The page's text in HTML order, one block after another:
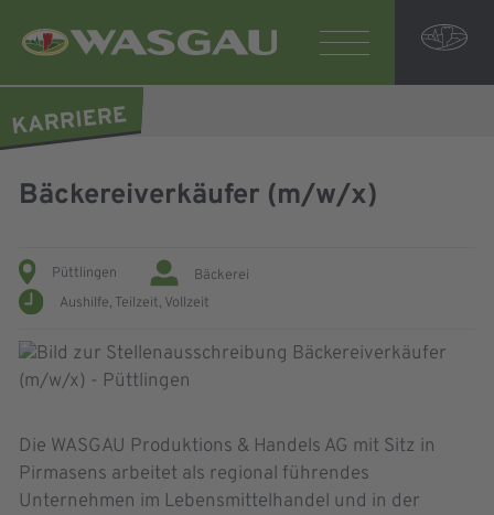
Bäckereiverkäufer (m/w/x)
Püttlingen
Bäckerei
Aushilfe, Teilzeit, Vollzeit
Die WASGAU Produktions & Handels AG mit Sitz in
Pirmasens arbeitet als regional führendes
Unternehmen im Lebensmittelhandel und in der